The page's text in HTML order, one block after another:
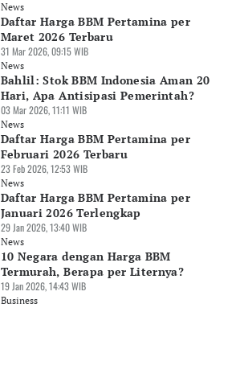
News
Daftar Harga BBM Pertamina per
Maret 2026 Terbaru
31 Mar 2026, 09:15 WIB
News
Bahlil: Stok BBM Indonesia Aman 20
Hari, Apa Antisipasi Pemerintah?
03 Mar 2026, 11:11 WIB
News
Daftar Harga BBM Pertamina per
Februari 2026 Terbaru
23 Feb 2026, 12:53 WIB
News
Daftar Harga BBM Pertamina per
Januari 2026 Terlengkap
29 Jan 2026, 13:40 WIB
News
10 Negara dengan Harga BBM
Termurah, Berapa per Liternya?
19 Jan 2026, 14:43 WIB
Business